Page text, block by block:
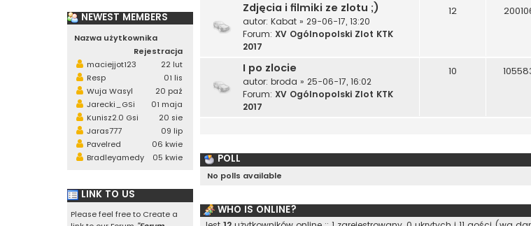
Zdjęcia i filmiki ze zlotu ;)
autor: Kabat » 29-06-17, 13:20
Forum: XV Ogólnopolski Zlot KTK
2017
12
I po zlocie
autor: broda » 25-06-17, 16:02
Forum: XV Ogólnopolski Zlot KTK
2017
10
POLL
No polls available
WHO IS ONLINE?
NEWEST MEMBERS
Nazwa użytkownika
Rejestracja
maciejjot123
22 lut
Resp
01 lis
Wuja Wasyl
20 paź
Jarecki_GSi
01 maja
Kunisz2.0 Gsi
20 sie
Jaras777
09 lip
Pavelred
06 kwie
Bradleyamedy
05 kwie
LINK TO US
Please feel free to Create a